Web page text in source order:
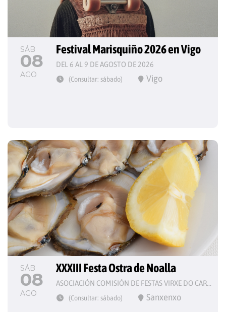
SÁB
08
AGO
Festival Marisquiño 2026 en Vigo
DEL 6 AL 9 DE AGOSTO DE 2026
(Consultar: sábado) Vigo
SÁB
08
AGO
XXXIII Festa Ostra de Noalla
ASOCIACIÓN COMISIÓN DE FESTAS VIRXE DO CARME
(Consultar: sábado) Sanxenxo